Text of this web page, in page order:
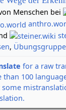
Menschen bei
,
for a raw
100
some